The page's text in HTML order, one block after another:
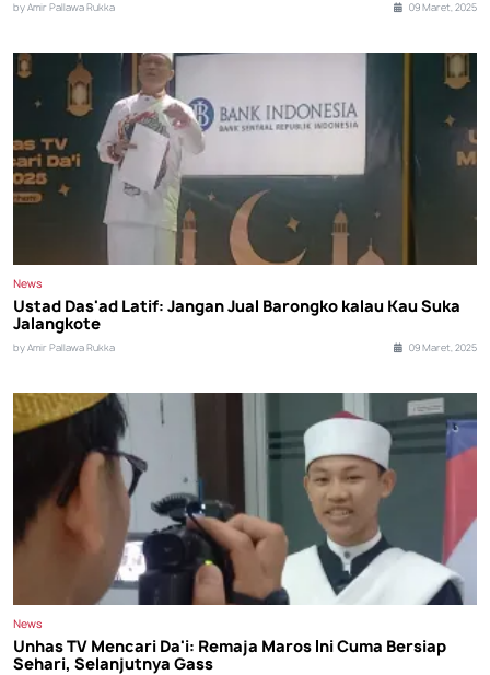
by Amir Pallawa Rukka 09 Maret, 2025
News
Ustad Das'ad Latif: Jangan Jual Barongko kalau Kau Suka
Jalangkote
by Amir Pallawa Rukka 09 Maret, 2025
News
Unhas TV Mencari Da'i: Remaja Maros Ini Cuma Bersiap
Sehari, Selanjutnya Gass